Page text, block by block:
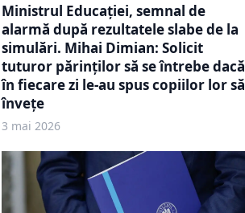
Ministrul Educației, semnal de
alarmă după rezultatele slabe de la
simulări. Mihai Dimian: Solicit
tuturor părinților să se întrebe dacă
în fiecare zi le-au spus copiilor lor să
învețe
3 mai 2026